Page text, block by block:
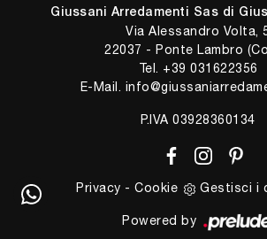
Giussani Arredamenti Sas di
Via Alessandro Volta,
22037 - Ponte Lambro
Tel. +39 031622356
E-Mail.
P.IVA 03928360134
Privacy -Cookie Gestisci i
Powered by